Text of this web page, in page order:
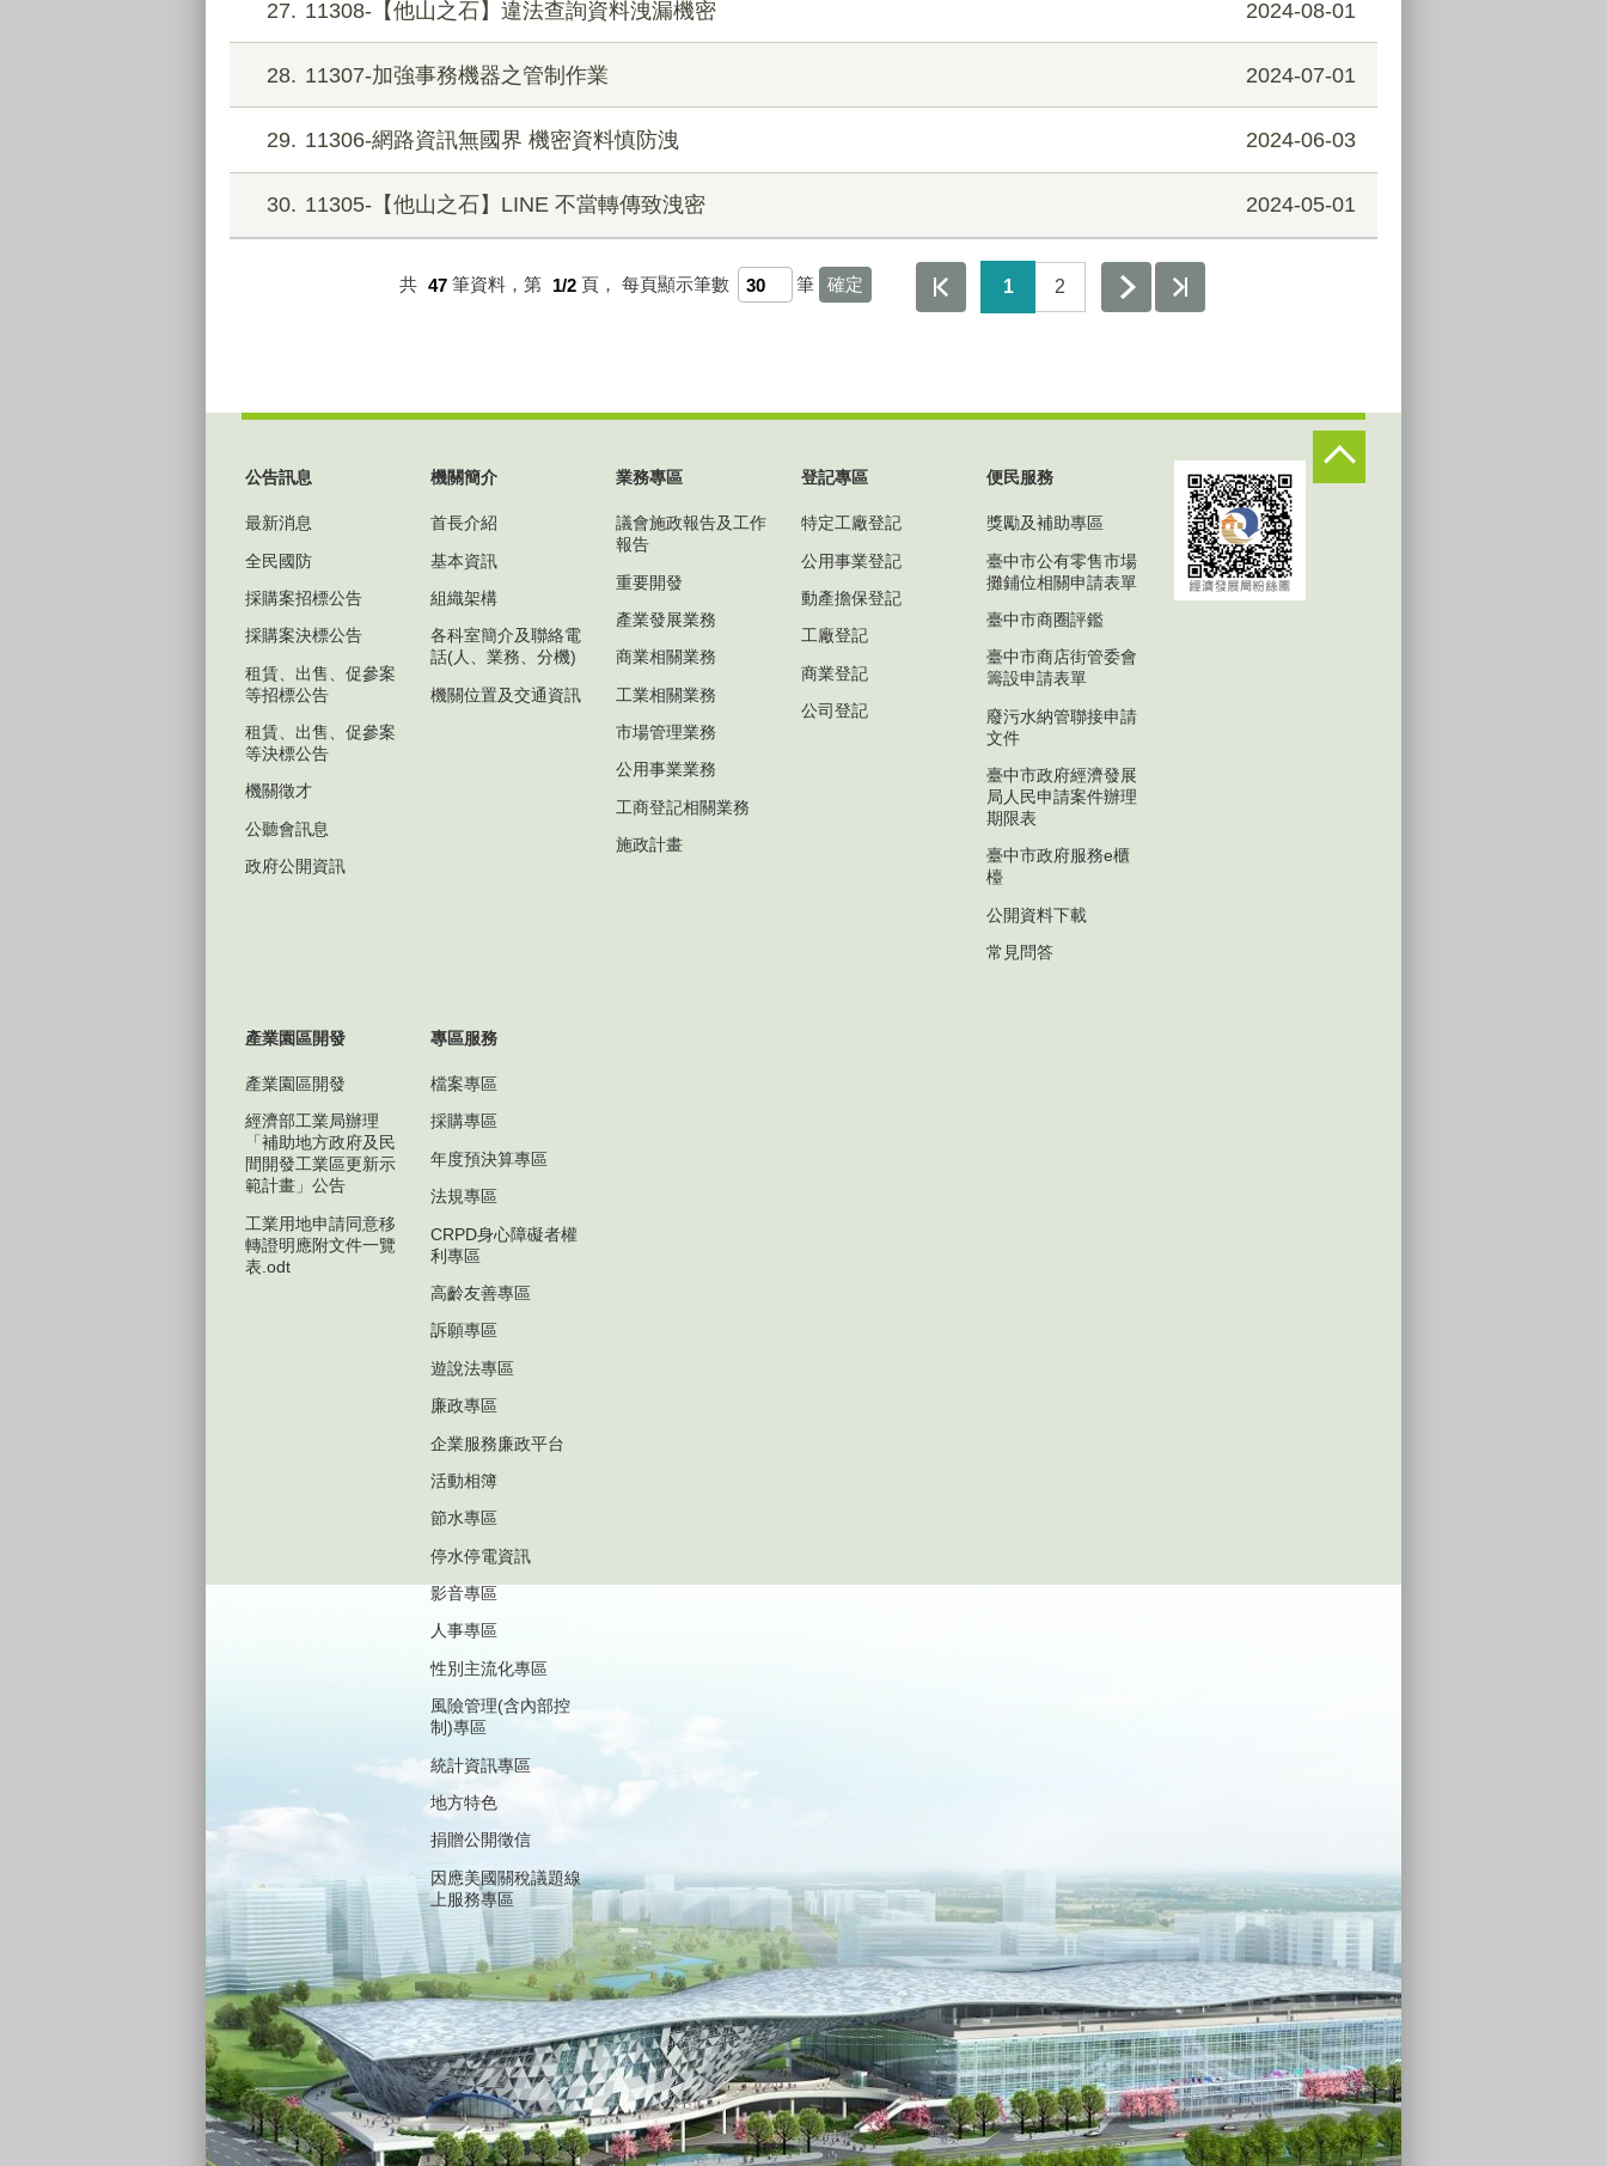
27 11308-【他山之石】違法查詢資料洩漏機密 2024-08-01
28 11307-加強事務機器之管制作業 2024-07-01
29 11306-網路資訊無國界 機密資料慎防洩 2024-06-03
30 11305-【他山之石】LINE 不當轉傳致洩密 2024-05-01
共 47 筆資料，第 1/2 頁， 每頁顯示筆數 筆 1 2
公告訊息
最新消息
全民國防
採購案招標公告
採購案決標公告
租賃、出售、促參案
等招標公告
租賃、出售、促參案
等決標公告
機關徵才
公聽會訊息
政府公開資訊
機關簡介
首長介紹
基本資訊
組織架構
各科室簡介及聯絡電
話(人、業務、分機)
機關位置及交通資訊
業務專區
議會施政報告及工作
報告
重要開發
產業發展業務
商業相關業務
工業相關業務
市場管理業務
公用事業業務
工商登記相關業務
施政計畫
登記專區
特定工廠登記
公用事業登記
動產擔保登記
工廠登記
商業登記
公司登記
便民服務
獎勵及補助專區
臺中市公有零售市場
攤鋪位相關申請表單
臺中市商圈評鑑
臺中市商店街管委會
籌設申請表單
廢污水納管聯接申請
文件
臺中市政府經濟發展
局人民申請案件辦理
期限表
臺中市政府服務e櫃
檯
公開資料下載
常見問答
產業園區開發
產業園區開發
經濟部工業局辦理
「補助地方政府及民
間開發工業區更新示
範計畫」公告
工業用地申請同意移
轉證明應附文件一覽
表.odt
專區服務
檔案專區
採購專區
年度預決算專區
法規專區
CRPD身心障礙者權
利專區
高齡友善專區
訴願專區
遊說法專區
廉政專區
企業服務廉政平台
活動相簿
節水專區
停水停電資訊
影音專區
人事專區
性別主流化專區
風險管理(含內部控
制)專區
統計資訊專區
地方特色
捐贈公開徵信
因應美國關稅議題線
上服務專區